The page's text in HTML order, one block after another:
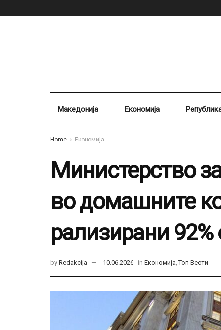
Македонија Економија
Home Економија
Министерство
во домашните
рализирани 92%
by Redakcija 10.06.2026 in Економија,Топ Вести